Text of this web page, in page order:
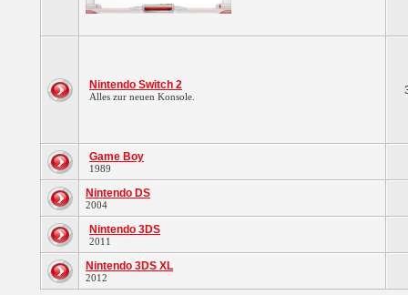
Nintendo Switch 2
Alles zur neuen Konsole.
Game Boy
1989
Nintendo DS
2004
Nintendo 3DS
2011
Nintendo 3DS XL
2012